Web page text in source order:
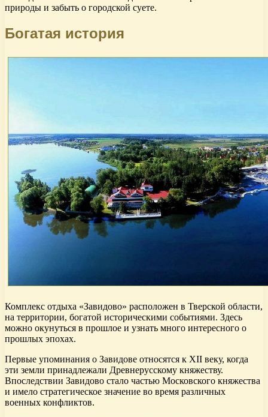
природы и забыть о городской суете.
Богатая история
Комплекс отдыха «Завидово» расположен в Тверской области,
на территории, богатой историческими событиями. Здесь
можно окунуться в прошлое и узнать много интересного о
прошлых эпохах.
Первые упоминания о Завидове относятся к XII веку, когда
эти земли принадлежали Древнерусскому княжеству.
Впоследствии Завидово стало частью Московского княжества
и имело стратегическое значение во время различных
военных конфликтов.